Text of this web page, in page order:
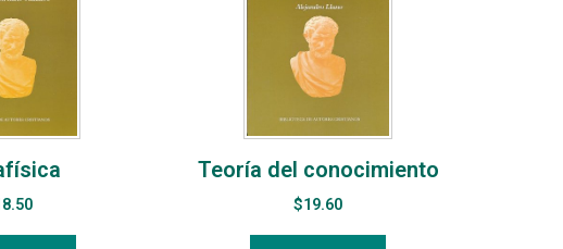
Teoría del conocimiento
$19.60